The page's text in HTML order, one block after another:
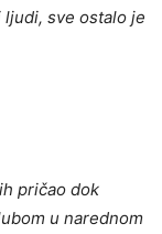
sve ostalo je
pričao dok
u narednom